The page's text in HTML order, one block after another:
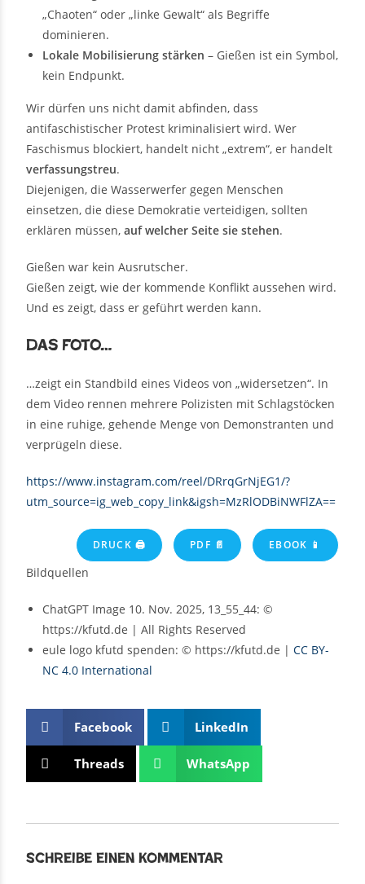
„Chaoten“ oder „linke Gewalt“ als Begriffe
dominieren.
Lokale Mobilisierung stärken – Gießen ist ein Symbol,
kein Endpunkt.
Wir dürfen uns nicht damit abfinden, dass
antifaschistischer Protest kriminalisiert wird. Wer
Faschismus blockiert, handelt nicht „extrem“, er handelt
verfassungstreu.
Diejenigen, die Wasserwerfer gegen Menschen
einsetzen, die diese Demokratie verteidigen, sollten
erklären müssen,auf welcher Seite sie stehen.
Gießen war kein Ausrutscher.
Gießen zeigt, wie der kommende Konflikt aussehen wird.
Und es zeigt, dass er geführt werden kann.
Das Foto…
…zeigt ein Standbild eines Videos von „widersetzen“. In
dem Video rennen mehrere Polizisten mit Schlagstöcken
in eine ruhige, gehende Menge von Demonstranten und
verprügeln diese.
https://www.instagram.com/reel/DRrqGrNjEG1/?
utm_source=ig_web_copy_link&igsh=MzRlODBiNWFlZA==
DRUCK 🖨 PDF 📄 EBOOK 📱
Bildquellen
ChatGPT Image 10. Nov. 2025, 13_55_44: ©
https://kfutd.de | All Rights Reserved
eule logo kfutd spenden: © https://kfutd.de |CC BY-
NC 4.0 International
Facebook LinkedIn
Threads WhatsApp
Schreibe einen Kommentar